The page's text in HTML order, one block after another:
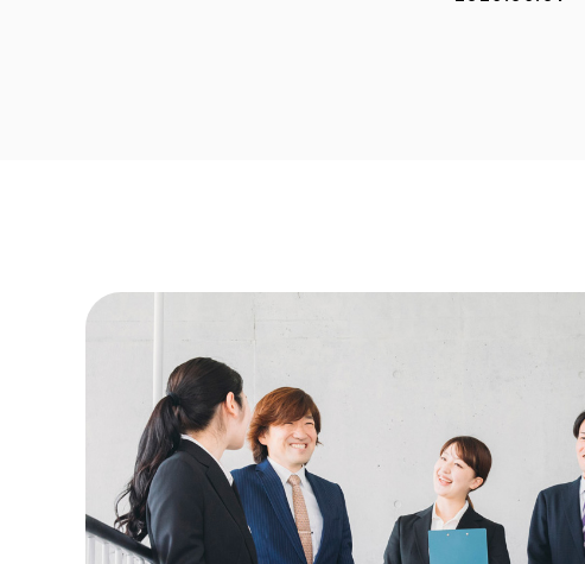
2025.12.23
2025.09.10
2025.08.20